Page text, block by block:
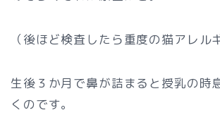
（後ほど検査したら重度の猫アレル
生後３か月で鼻が詰まると授乳の時
くのです。